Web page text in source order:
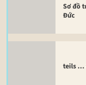
Sơ đồ
Đức
teils …